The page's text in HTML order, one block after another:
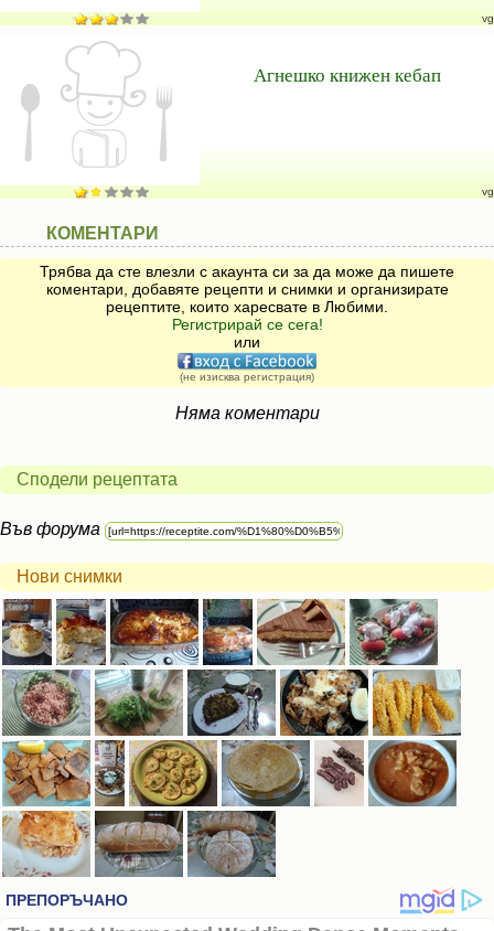
vg
Агнешко книжен кебап
vg
КОМЕНТАРИ
Трябва да сте влезли с акаунта си за да може да пишете
коментари, добавяте рецепти и снимки и организирате
рецептите, които харесвате в Любими.
Регистрирай се сега!
или
(не изисква регистрация)
Няма коментари
Сподели рецептата
Във форума
Нови снимки